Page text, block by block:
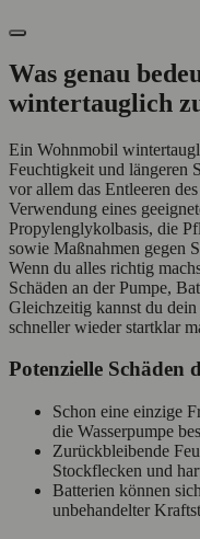
Was genau
wintertauglich
Ein Wohnmobil
Feuchtigkeit und längeren
vor allem das Entleeren
Verwendung eines
Propylenglykolbasis, die
sowie Maßnahmen gegen
Wenn du alles richtig
Schäden an der Pumpe,
Gleichzeitig kannst du
schneller wieder startklar
Potenzielle Schäden
Schon eine einzige
die Wasserpumpe
Zurückbleibende
Stockflecken und
Batterien können
unbehandelter